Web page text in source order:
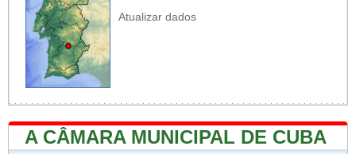
Atualizar dados
A CÂMARA MUNICIPAL DE CUBA